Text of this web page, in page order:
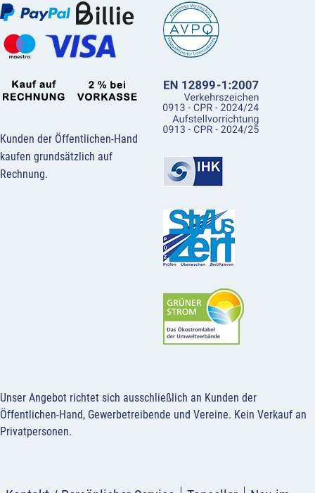
Kunden der Öffentlichen-Hand
kaufen grundsätzlich auf
Rechnung.
Unser Angebot richtet sich ausschließlich an Kunden der
Öffentlichen-Hand, Gewerbetreibende und Vereine. Kein Verkauf an
Privatpersonen.